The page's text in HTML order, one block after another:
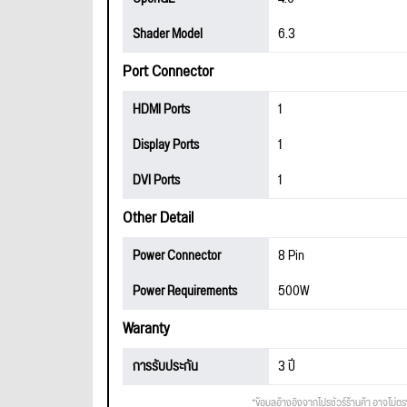
Shader Model
6.3
Port Connector
HDMI Ports
1
Display Ports
1
DVI Ports
1
Other Detail
Power Connector
8 Pin
Power Requirements
500W
Waranty
การรับประกัน 3 ปี